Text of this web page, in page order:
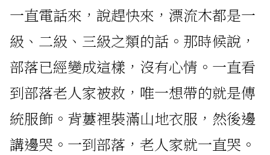
一直電話來，說趕快來，漂流木都是一
級、二級、三級之類的話。那時候說，
部落已經變成這樣，沒有心情。一直看
到部落老人家被救，唯一想帶的就是傳
統服飾。背蔞裡裝滿山地衣服，然後邊
講邊哭。一到部落，老人家就一直哭。